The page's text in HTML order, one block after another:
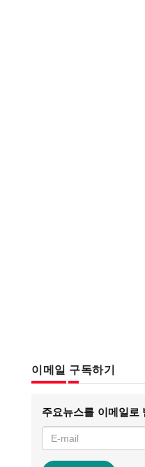
이메일 구독하기
주요뉴스를 이메일로